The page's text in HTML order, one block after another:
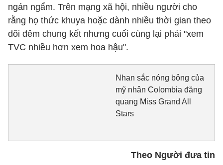
ngán ngẩm. Trên mạng xã hội, nhiều người cho
rằng họ thức khuya hoặc dành nhiều thời gian theo
dõi đêm chung kết nhưng cuối cùng lại phải "xem
TVC nhiều hơn xem hoa hậu".
Nhan sắc nóng bỏng của
mỹ nhân Colombia đăng
quang Miss Grand All
Stars
Theo Người đưa tin